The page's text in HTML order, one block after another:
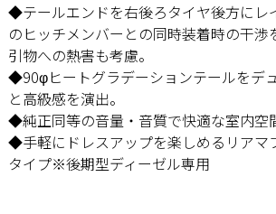
◆テールエンドを右後ろタイヤ後方にレ
のヒッチメンバーとの同時装着時の干渉
引物への熱害も考慮。
◆90φヒートグラデーションテールをデ
と高級感を演出。
◆純正同等の音量・音質で快適な室内空
◆手軽にドレスアップを楽しめるリアマ
タイプ※後期型ディーゼル専用